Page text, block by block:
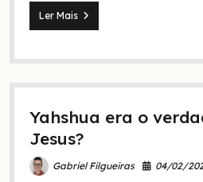
Ler MaisQual
língua
judeus
em
na
de
Yahshua era o
Jesus?
Gabriel Filgueiras 04/02/